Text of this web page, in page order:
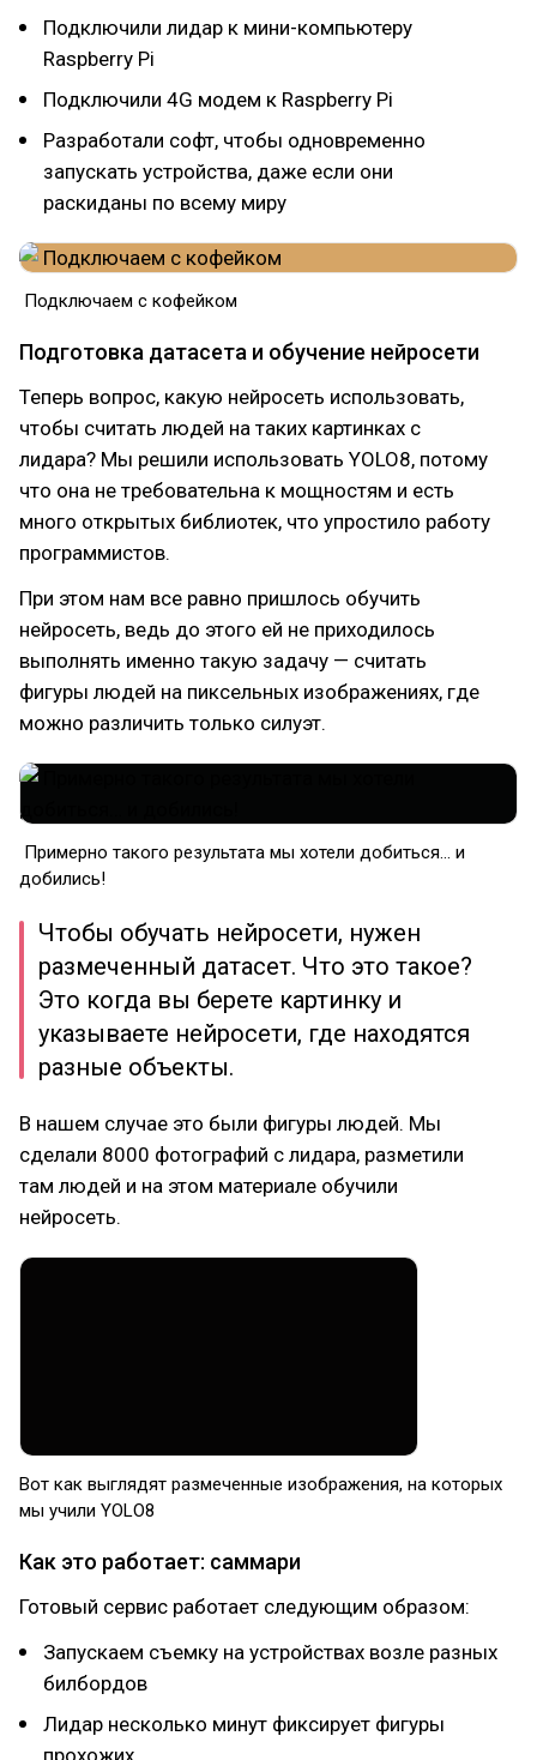
Подключили лидар к мини-компьютеру
Raspberry Pi
Подключили 4G модем к Raspberry Pi
Разработали софт, чтобы одновременно
запускать устройства, даже если они
раскиданы по всему миру
Подключаем с кофейком
Подготовка датасета и обучение нейросети
Теперь вопрос, какую нейросеть использовать,
чтобы считать людей на таких картинках с
лидара? Мы решили использовать YOLO8, потому
что она не требовательна к мощностям и есть
много открытых библиотек, что упростило работу
программистов.
При этом нам все равно пришлось обучить
нейросеть, ведь до этого ей не приходилось
выполнять именно такую задачу — считать
фигуры людей на пиксельных изображениях, где
можно различить только силуэт.
Примерно такого результата мы хотели добиться… и
добились!
Чтобы обучать нейросети, нужен
размеченный датасет. Что это такое?
Это когда вы берете картинку и
указываете нейросети, где находятся
разные объекты.
В нашем случае это были фигуры людей. Мы
сделали 8000 фотографий с лидара, разметили
там людей и на этом материале обучили
нейросеть.
Вот как выглядят размеченные изображения, на которых
мы учили YOLO8
Как это работает: саммари
Готовый сервис работает следующим образом:
Запускаем съемку на устройствах возле разных
билбордов
Лидар несколько минут фиксирует фигуры
прохожих